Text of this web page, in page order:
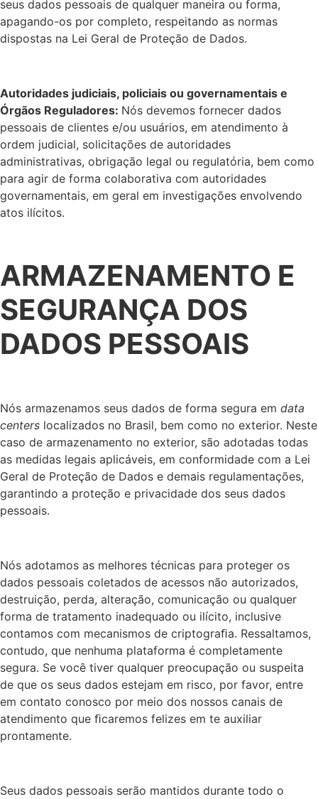
seus dados pessoais de qualquer maneira ou forma,
apagando-os por completo, respeitando as normas
dispostas na Lei Geral de Proteção de Dados.
Autoridades judiciais, policiais ou governamentais e
Órgãos Reguladores: Nós devemos fornecer dados
pessoais de clientes e/ou usuários, em atendimento à
ordem judicial, solicitações de autoridades
administrativas, obrigação legal ou regulatória, bem como
para agir de forma colaborativa com autoridades
governamentais, em geral em investigações envolvendo
atos ilícitos.
ARMAZENAMENTO E
SEGURANÇA DOS
DADOS PESSOAIS
Nós armazenamos seus dados de forma segura em data
centers localizados no Brasil, bem como no exterior. Neste
caso de armazenamento no exterior, são adotadas todas
as medidas legais aplicáveis, em conformidade com a Lei
Geral de Proteção de Dados e demais regulamentações,
garantindo a proteção e privacidade dos seus dados
pessoais.
Nós adotamos as melhores técnicas para proteger os
dados pessoais coletados de acessos não autorizados,
destruição, perda, alteração, comunicação ou qualquer
forma de tratamento inadequado ou ilícito, inclusive
contamos com mecanismos de criptograﬁa. Ressaltamos,
contudo, que nenhuma plataforma é completamente
segura. Se você tiver qualquer preocupação ou suspeita
de que os seus dados estejam em risco, por favor, entre
em contato conosco por meio dos nossos canais de
atendimento que ﬁcaremos felizes em te auxiliar
prontamente.
Seus dados pessoais serão mantidos durante todo o